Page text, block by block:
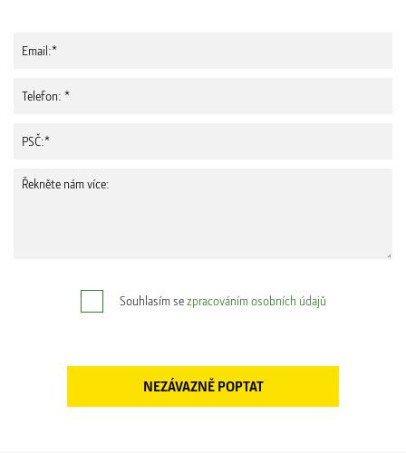
Souhlasím sezpracováním osobních údajů